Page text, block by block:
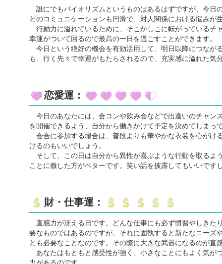
誰にでもバイオリズムというものはあるはずですが、今日
とのコミュニケーションも円滑で、対人関係における悩みが
行動力に溢れているために、そこかしこに転がっているチ
幸運がついて回るので最高の一日を過ごすことができます。
今日という絶好の機会を有効活用して、明日以降につなが
も、行く先々で幸運がもたらされるので、充実感に溢れた気
恋愛運：
今日のあなたには、合コンや飲み会などで出逢いのチャン
を開催できるよう、自分から働きかけて予定を決めてしまっ
会合に参加する場合は、普段よりも華やかな衣装を心がけ
けるのもいいでしょう。
そして、この日は自分から異性が喜ぶような行動を取るよ
ことに徹した方がベターです。笑い話を披露してもいいです
財・仕事運：
直感力が冴える日です。どんな仕事にも必ず慣習やしきた
要なものではあるのですが、それに固執すると新たなニーズ
とも必要なことなのです。その際に大きな武器になるのが直感
あなたはもともと感受性が強く、小さなことにもよく気が